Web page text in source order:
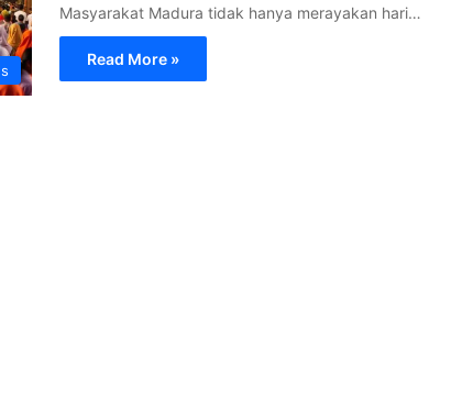
Masyarakat Madura tidak hanya merayakan hari…
Read More »